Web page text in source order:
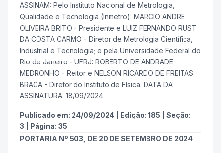
ASSINAM: Pelo Instituto Nacional de Metrologia,
Qualidade e Tecnologia (Inmetro): MARCIO ANDRE
OLIVEIRA BRITO - Presidente e LUIZ FERNANDO RUST
DA COSTA CARMO - Diretor de Metrologia Científica,
Industrial e Tecnologia; e pela Universidade Federal do
Rio de Janeiro - UFRJ: ROBERTO DE ANDRADE
MEDRONHO - Reitor e NELSON RICARDO DE FREITAS
BRAGA - Diretor do Instituto de Física. DATA DA
ASSINATURA: 18/09/2024
Publicado em: 24/09/2024 Edição: 185
Seção:
3
Página: 35
PORTARIA Nº 503, DE 20 DE SETEMBRO DE 2024